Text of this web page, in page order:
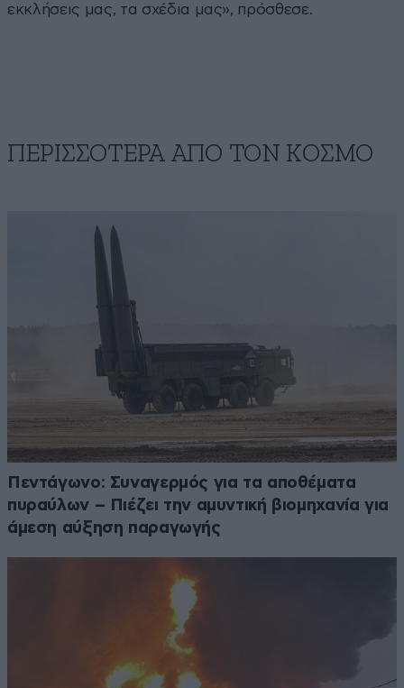
εκκλήσεις μας, τα σχέδια μας», πρόσθεσε.
ΠΕΡΙΣΣΟΤΕΡΑ ΑΠΟ ΤΟΝ ΚΟΣΜΟ
Πεντάγωνο: Συναγερμός για τα αποθέματα
πυραύλων – Πιέζει την αμυντική βιομηχανία για
άμεση αύξηση παραγωγής